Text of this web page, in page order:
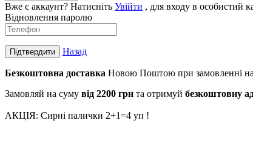
Вже є аккаунт? Натисніть Увійти , для входу в особистий
Відновлення паролю
Підтвердити Назад
Безкоштовна доставка Новою Поштою при замовленні на
Замовляй на суму від 2200 грн та отримуй безкоштовну
АКЦІЯ: Сирні палички 2+1=4 уп !